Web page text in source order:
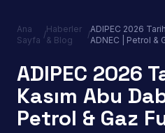
Ana
Sayfa
/
Haberler
& Blog
/
ADIPEC 2026
ADNEC | Petrol &
ADIPEC 2026
Kasım Abu
Petrol & Gaz